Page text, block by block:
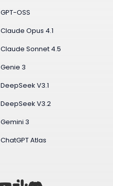
GPT-OSS
Claude Opus 4.1
Claude Sonnet 4.5
Genie 3
DeepSeek V3.1
DeepSeek V3.2
Gemini 3
ChatGPT Atlas